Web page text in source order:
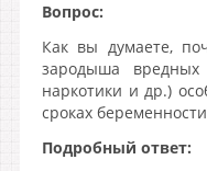
Вопрос:
Как вы думаете,
зародыша вредных
наркотики и др.)
сроках
Подробный ответ: